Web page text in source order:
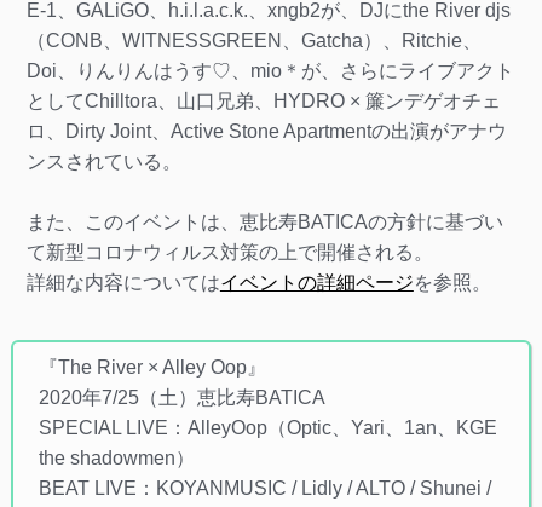
E-1、GALiGO、h.i.l.a.c.k.、xngb2が、DJにthe River djs
（CONB、WITNESSGREEN、Gatcha）、Ritchie、
Doi、りんりんはうす♡、mio＊が、さらにライブアクト
としてChilltora、山口兄弟、HYDRO × 簾ンデゲオチェ
ロ、Dirty Joint、Active Stone Apartmentの出演がアナウ
ンスされている。
また、このイベントは、恵比寿BATICAの方針に基づい
て新型コロナウィルス対策の上で開催される。
詳細な内容についてはイベントの詳細ページを参照。
『The River × Alley Oop』
2020年7/25（土）恵比寿BATICA
SPECIAL LIVE：AlleyOop（Optic、Yari、1an、KGE
the shadowmen）
BEAT LIVE：KOYANMUSIC / Lidly / ALTO / Shunei /